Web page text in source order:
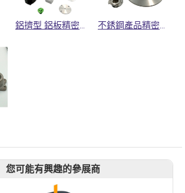
鋁擠型 鋁板精密加工零件 不銹鋼產品精密加工
您可能有興趣的參展商